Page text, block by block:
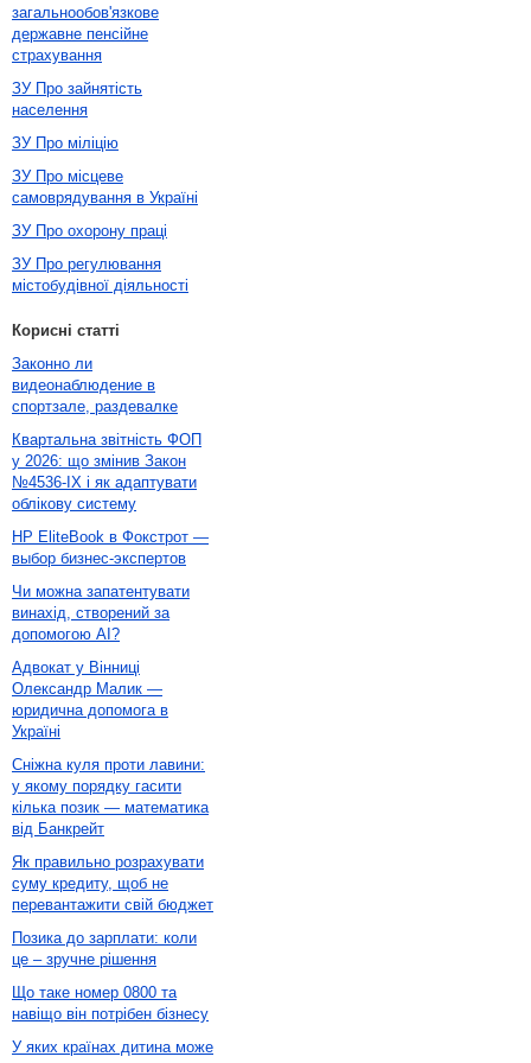
загальнообов'язкове
державне пенсійне
страхування
ЗУ Про зайнятість
населення
ЗУ Про міліцію
ЗУ Про місцеве
самоврядування в Україні
ЗУ Про охорону праці
ЗУ Про регулювання
містобудівної діяльності
Корисні статті
Законно ли
видеонаблюдение в
спортзале, раздевалке
Квартальна звітність ФОП
у 2026: що змінив Закон
№4536-IX і як адаптувати
облікову систему
HP EliteBook в Фокстрот —
выбор бизнес-экспертов
Чи можна запатентувати
винахід, створений за
допомогою AI?
Адвокат у Вінниці
Олександр Малик —
юридична допомога в
Україні
Сніжна куля проти лавини:
у якому порядку гасити
кілька позик — математика
від Банкрейт
Як правильно розрахувати
суму кредиту, щоб не
перевантажити свій бюджет
Позика до зарплати: коли
це – зручне рішення
Що таке номер 0800 та
навіщо він потрібен бізнесу
У яких країнах дитина може